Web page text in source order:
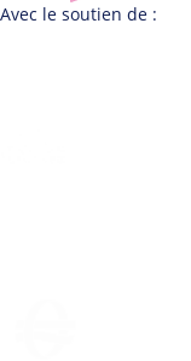
Avec le soutien de :